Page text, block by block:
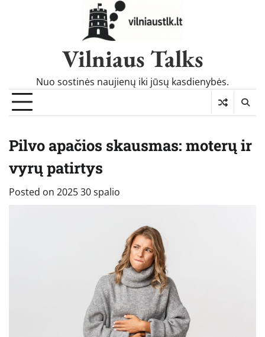
Vilniaus Talks
Nuo sostinės naujienų iki jūsų kasdienybės.
Pilvo apačios skausmas: moterų ir
vyrų patirtys
Posted on 2025 30 spalio